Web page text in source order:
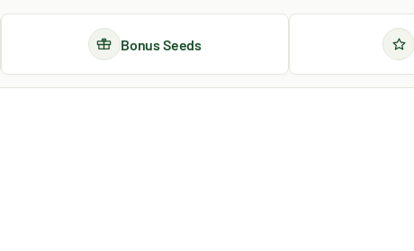
Bonus Seeds